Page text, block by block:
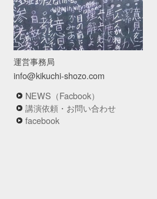
運営事務局
info@kikuchi-shozo.com
NEWS（Facbook）
講演依頼・お問い合わせ
facebook